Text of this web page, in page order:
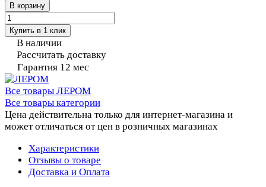
В корзину
Купить в 1 клик
В наличии
Рассчитать доставку
Гарантия 12 мес
Все товары ЛЕРОМ
Все товары категории
Цена действительна только для интернет-магазина и
может отличаться от цен в розничных магазинах
Характеристики
Отзывы о товаре
Доставка и Оплата